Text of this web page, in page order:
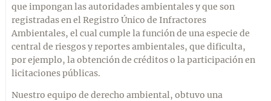
que impongan las autoridades ambientales y que son
registradas en el Registro Único de Infractores
Ambientales, el cual cumple la función de una especie de
central de riesgos y reportes ambientales, que dificulta,
por ejemplo, la obtención de créditos o la participación en
licitaciones públicas.
Nuestro equipo de derecho ambiental, obtuvo una